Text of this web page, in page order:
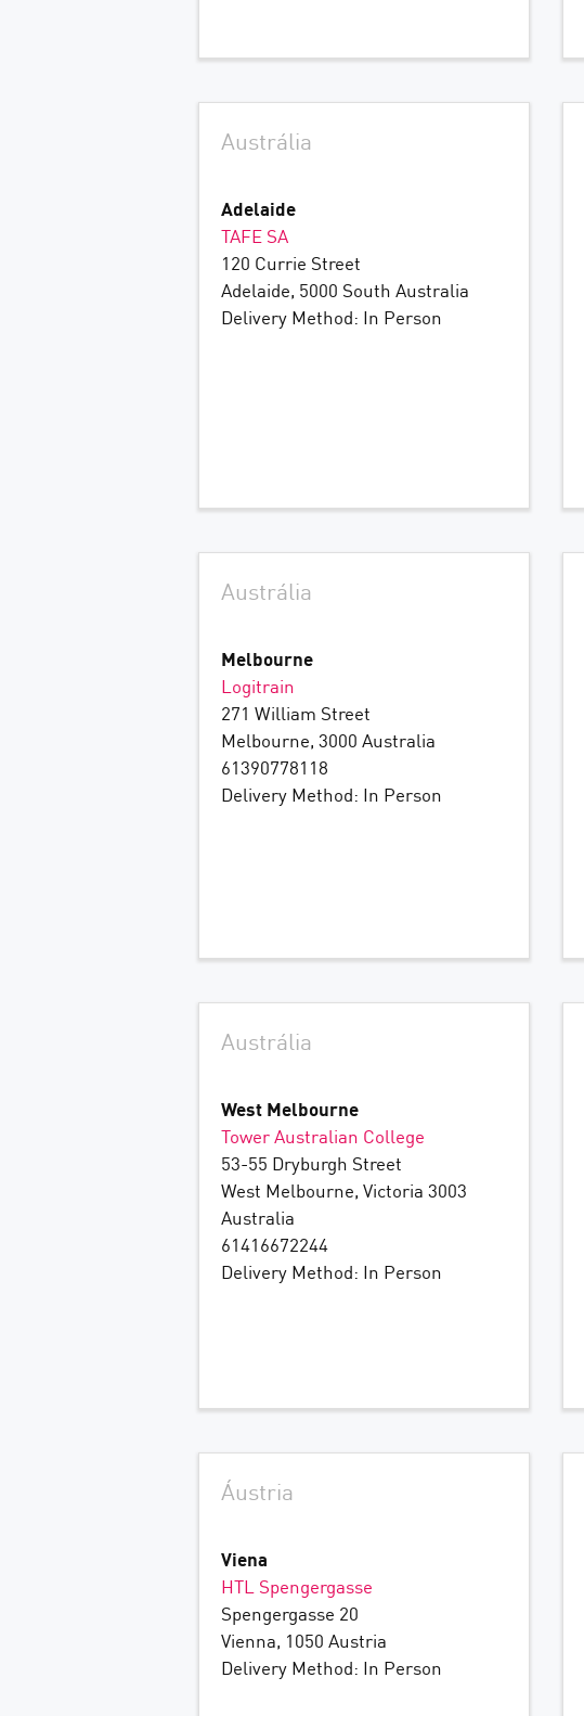
Austrália
Adelaide
TAFE SA
120 Currie Street
Adelaide, 5000 South Australia
Delivery Method: In Person
Austrália
Melbourne
Logitrain
271 William Street
Melbourne, 3000 Australia
61390778118
Delivery Method: In Person
Austrália
West Melbourne
Tower Australian College
53-55 Dryburgh Street
West Melbourne, Victoria 3003
Australia
61416672244
Delivery Method: In Person
Áustria
Viena
HTL Spengergasse
Spengergasse 20
Vienna, 1050 Austria
Delivery Method: In Person